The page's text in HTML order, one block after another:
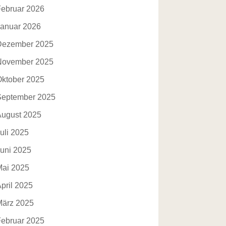
2026
2026
2025
2025
2025
2025
2025
2025
2025
2025
2025
2025
2025